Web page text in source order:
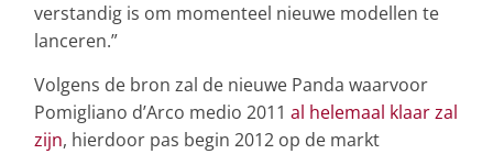
verstandig is om momenteel nieuwe modellen te
lanceren.”
Volgens de bron zal de nieuwe Panda waarvoor
Pomigliano d’Arco medio 2011 al helemaal klaar zal
zijn, hierdoor pas begin 2012 op de markt